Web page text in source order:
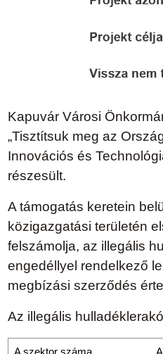
Kapuvár Városi
„Tisztítsuk meg az
Innovációs és
részesült.
A támogatás keretein
közigazgatási területén
felszámolja, az illegális
engedéllyel rendelkező
megbízási szerződés
Az illegális
A szektor száma